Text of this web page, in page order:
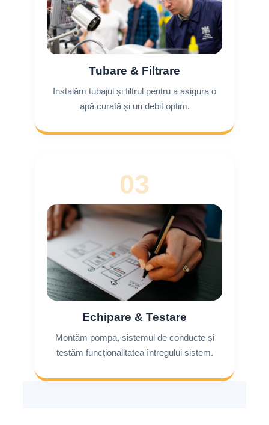
Tubare & Filtrare
Instalăm tubajul și filtrul pentru a asigura o
apă curată și un debit optim.
03
Echipare & Testare
Montăm pompa, sistemul de conducte și
testăm funcționalitatea întregului sistem.